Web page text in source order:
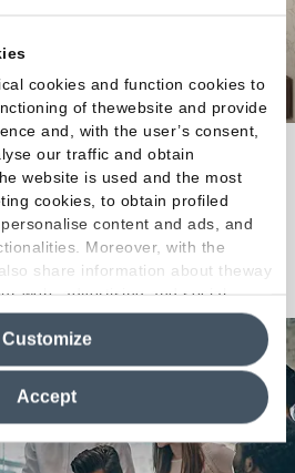
cookies and function cookies to
of thewebsite and provide
and, with the user’s consent,
our traffic and obtain
website is used and the most
cookies, to obtain profiled
content and ads, and
Moreover, with the
share information about theway
web, advertising and social
who may combine itwith other
By closing this banner,
be possible tocontinue browsing
technical cookies. For more
Policy
Accept
Customize
che esterno, si riveste di
di forza espressiva.
la Collezione